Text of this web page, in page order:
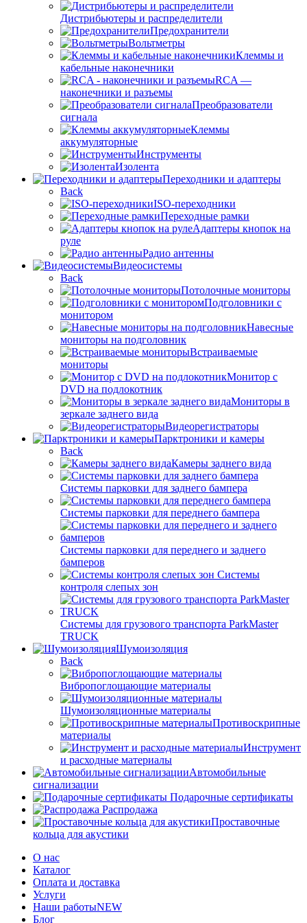
Дистрибьютеры и распределители
Предохранители
Вольтметры
Клеммы и
кабельные наконечники
RCA —
наконечники и разъемы
Преобразователи
сигнала
Клеммы
аккумуляторные
Инструменты
Изолента
Переходники и адаптеры
Back
ISO-переходники
Переходные рамки
Адаптеры кнопок на
руле
Радио антенны
Видеосистемы
Back
Потолочные мониторы
Подголовники с
монитором
Навесные
мониторы на подголовник
Встраиваемые
мониторы
Монитор с
DVD на подлокотник
Мониторы в
зеркале заднего вида
Видеорегистраторы
Парктроники и камеры
Back
Камеры заднего вида
Системы парковки для заднего бампера
Системы парковки для переднего бампера
Системы парковки для переднего и заднего
бамперов
Системы
контроля слепых зон
Системы для грузового транспорта ParkMaster
TRUCK
Шумоизоляция
Back
Вибропоглощающие материалы
Шумоизоляционные материалы
Противоскрипные
материалы
Инструмент
и расходные материалы
Автомобильные
сигнализации
Подарочные сертификаты
Распродажа
Проставочные
кольца для акустики
О нас
Каталог
Оплата и доставка
Услуги
Наши работыNEW
Блог